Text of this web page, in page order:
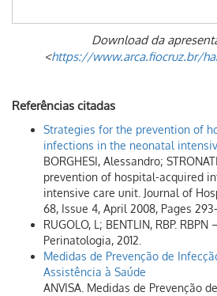
Download da
<https://www.arca.fiocruz.br/
Referências citadas
Strategies for the prevention of
infections in the neonatal
BORGHESI, Alessandro;
prevention of hospital-acquired
intensive care unit. Journal of
68, Issue 4, April 2008, Pages
RUGOLO, L; BENTLIN, RBP.
Perinatologia, 2012.
Medidas de Prevenção de
Assistência à Saúde
ANVISA. Medidas de Prevenção